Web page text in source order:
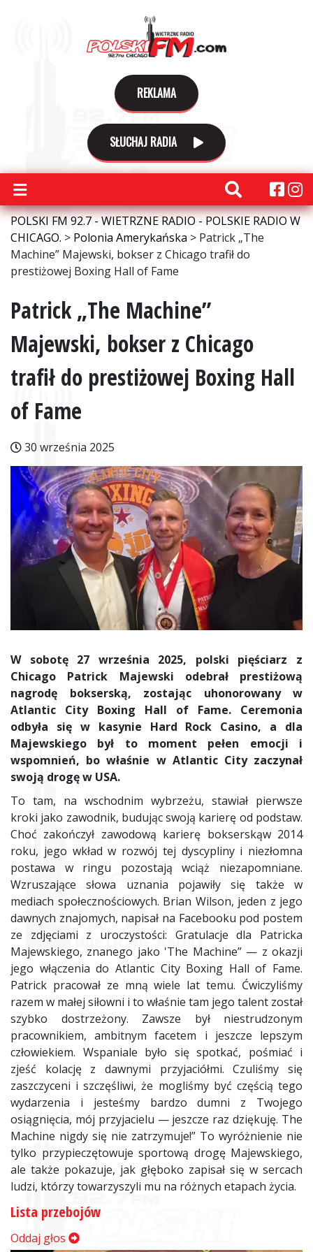
REKLAMA
SŁUCHAJ RADIA
POLSKI FM 92.7 - WIETRZNE RADIO - POLSKIE RADIO W
CHICAGO. > Polonia Amerykańska > Patrick „The
Machine” Majewski, bokser z Chicago trafił do
prestiżowej Boxing Hall of Fame
Patrick „The Machine”
Majewski, bokser z Chicago
trafił do prestiżowej Boxing Hall
of Fame
30 września 2025
W sobotę 27 września 2025, polski pięściarz z
Chicago Patrick Majewski odebrał prestiżową
nagrodę bokserską, zostając uhonorowany w
Atlantic City Boxing Hall of Fame. Ceremonia
odbyła się w kasynie Hard Rock Casino, a dla
Majewskiego był to moment pełen emocji i
wspomnień, bo właśnie w Atlantic City zaczynał
swoją drogę w USA.
To tam, na wschodnim wybrzeżu, stawiał pierwsze
kroki jako zawodnik, budując swoją karierę od podstaw.
Choć zakończył zawodową karierę bokserskąw 2014
roku, jego wkład w rozwój tej dyscypliny i niezłomna
postawa w ringu pozostają wciąż niezapomniane.
Wzruszające słowa uznania pojawiły się także w
mediach społecznościowych. Brian Wilson, jeden z jego
dawnych znajomych, napisał na Facebooku pod postem
ze zdjęciami z uroczystości: Gratulacje dla Patricka
Majewskiego, znanego jako 'The Machine” — z okazji
jego włączenia do Atlantic City Boxing Hall of Fame.
Patrick pracował ze mną wiele lat temu. Ćwiczyliśmy
razem w małej siłowni i to właśnie tam jego talent został
szybko dostrzeżony. Zawsze był niestrudzonym
pracownikiem, ambitnym facetem i jeszcze lepszym
człowiekiem. Wspaniale było się spotkać, pośmiać i
zjeść kolację z dawnymi przyjaciółmi. Czuliśmy się
zaszczyceni i szczęśliwi, że mogliśmy być częścią tego
wydarzenia i jesteśmy bardzo dumni z Twojego
osiągnięcia, mój przyjacielu — jeszcze raz dziękuję. The
Machine nigdy się nie zatrzymuje!” To wyróżnienie nie
tylko przypieczętowuje sportową drogę Majewskiego,
ale także pokazuje, jak głęboko zapisał się w sercach
ludzi, którzy towarzyszyli mu na różnych etapach życia.
Lista przebojów
Oddaj głos